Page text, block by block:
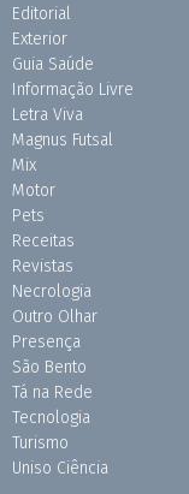
Editorial
Exterior
Guia Saúde
Informação Livre
Letra Viva
Magnus Futsal
Mix
Motor
Pets
Receitas
Revistas
Necrologia
Outro Olhar
Presença
São Bento
Tá na Rede
Tecnologia
Turismo
Uniso Ciência